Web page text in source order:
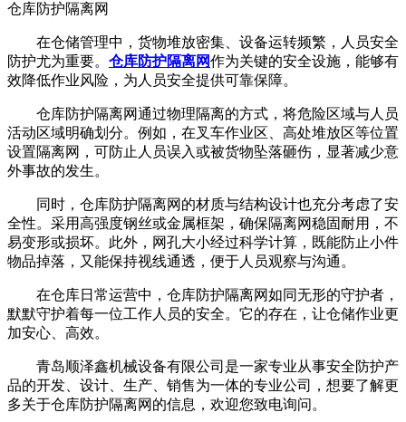
仓库防护隔离网
在仓储管理中，货物堆放密集、设备运转频繁，人员安全
防护尤为重要。 仓库防护隔离网作为关键的安全设施，能够有
效降低作业风险，为人员安全提供可靠保障。
仓库防护隔离网通过物理隔离的方式，将危险区域与人员
活动区域明确划分。例如，在叉车作业区、高处堆放区等位置
设置隔离网，可防止人员误入或被货物坠落砸伤，显著减少意
外事故的发生。
同时，仓库防护隔离网的材质与结构设计也充分考虑了安
全性。采用高强度钢丝或金属框架，确保隔离网稳固耐用，不
易变形或损坏。此外，网孔大小经过科学计算，既能防止小件
物品掉落，又能保持视线通透，便于人员观察与沟通。
在仓库日常运营中，仓库防护隔离网如同无形的守护者，
默默守护着每一位工作人员的安全。它的存在，让仓储作业更
加安心、高效。
青岛顺泽鑫机械设备有限公司是一家专业从事安全防护产
品的开发、设计、生产、销售为一体的专业公司，想要了解更
多关于仓库防护隔离网的信息，欢迎您致电询问。